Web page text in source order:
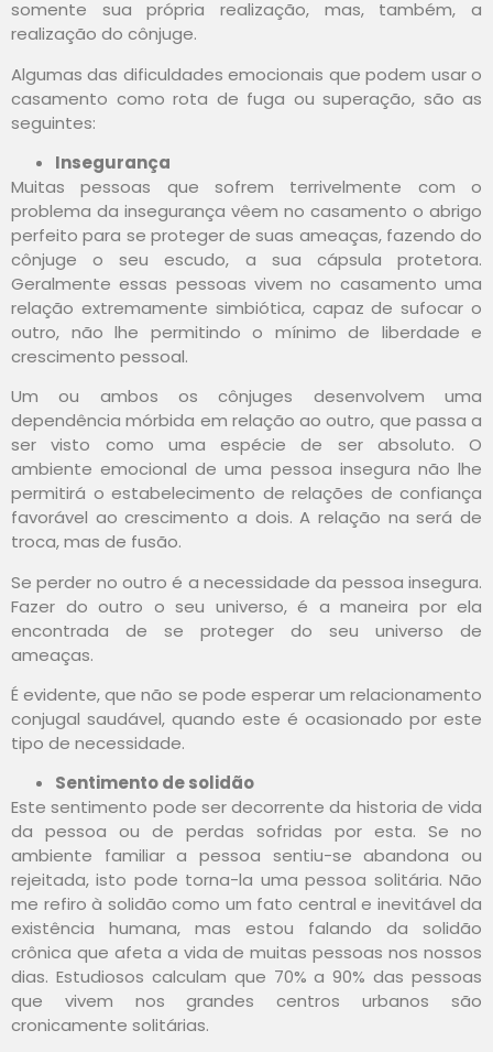
somente sua própria realização, mas, também, a
realização do cônjuge.
Algumas das dificuldades emocionais que podem usar o
casamento como rota de fuga ou superação, são as
seguintes:
Insegurança
Muitas pessoas que sofrem terrivelmente com o
problema da insegurança vêem no casamento o abrigo
perfeito para se proteger de suas ameaças, fazendo do
cônjuge o seu escudo, a sua cápsula protetora.
Geralmente essas pessoas vivem no casamento uma
relação extremamente simbiótica, capaz de sufocar o
outro, não lhe permitindo o mínimo de liberdade e
crescimento pessoal.
Um ou ambos os cônjuges desenvolvem uma
dependência mórbida em relação ao outro, que passa a
ser visto como uma espécie de ser absoluto. O
ambiente emocional de uma pessoa insegura não lhe
permitirá o estabelecimento de relações de confiança
favorável ao crescimento a dois. A relação na será de
troca, mas de fusão.
Se perder no outro é a necessidade da pessoa insegura.
Fazer do outro o seu universo, é a maneira por ela
encontrada de se proteger do seu universo de
ameaças.
É evidente, que não se pode esperar um relacionamento
conjugal saudável, quando este é ocasionado por este
tipo de necessidade.
Sentimento de solidão
Este sentimento pode ser decorrente da historia de vida
da pessoa ou de perdas sofridas por esta. Se no
ambiente familiar a pessoa sentiu-se abandona ou
rejeitada, isto pode torna-la uma pessoa solitária. Não
me refiro à solidão como um fato central e inevitável da
existência humana, mas estou falando da solidão
crônica que afeta a vida de muitas pessoas nos nossos
dias. Estudiosos calculam que 70% a 90% das pessoas
que vivem nos grandes centros urbanos são
cronicamente solitárias.